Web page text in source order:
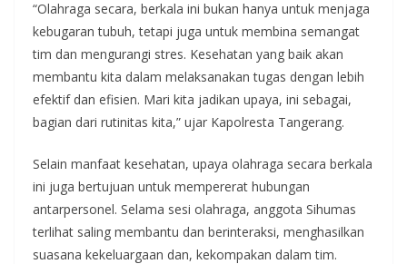
“Olahraga secara, berkala ini bukan hanya untuk menjaga
kebugaran tubuh, tetapi juga untuk membina semangat
tim dan mengurangi stres. Kesehatan yang baik akan
membantu kita dalam melaksanakan tugas dengan lebih
efektif dan efisien. Mari kita jadikan upaya, ini sebagai,
bagian dari rutinitas kita,” ujar Kapolresta Tangerang.
Selain manfaat kesehatan, upaya olahraga secara berkala
ini juga bertujuan untuk mempererat hubungan
antarpersonel. Selama sesi olahraga, anggota Sihumas
terlihat saling membantu dan berinteraksi, menghasilkan
suasana kekeluargaan dan, kekompakan dalam tim.